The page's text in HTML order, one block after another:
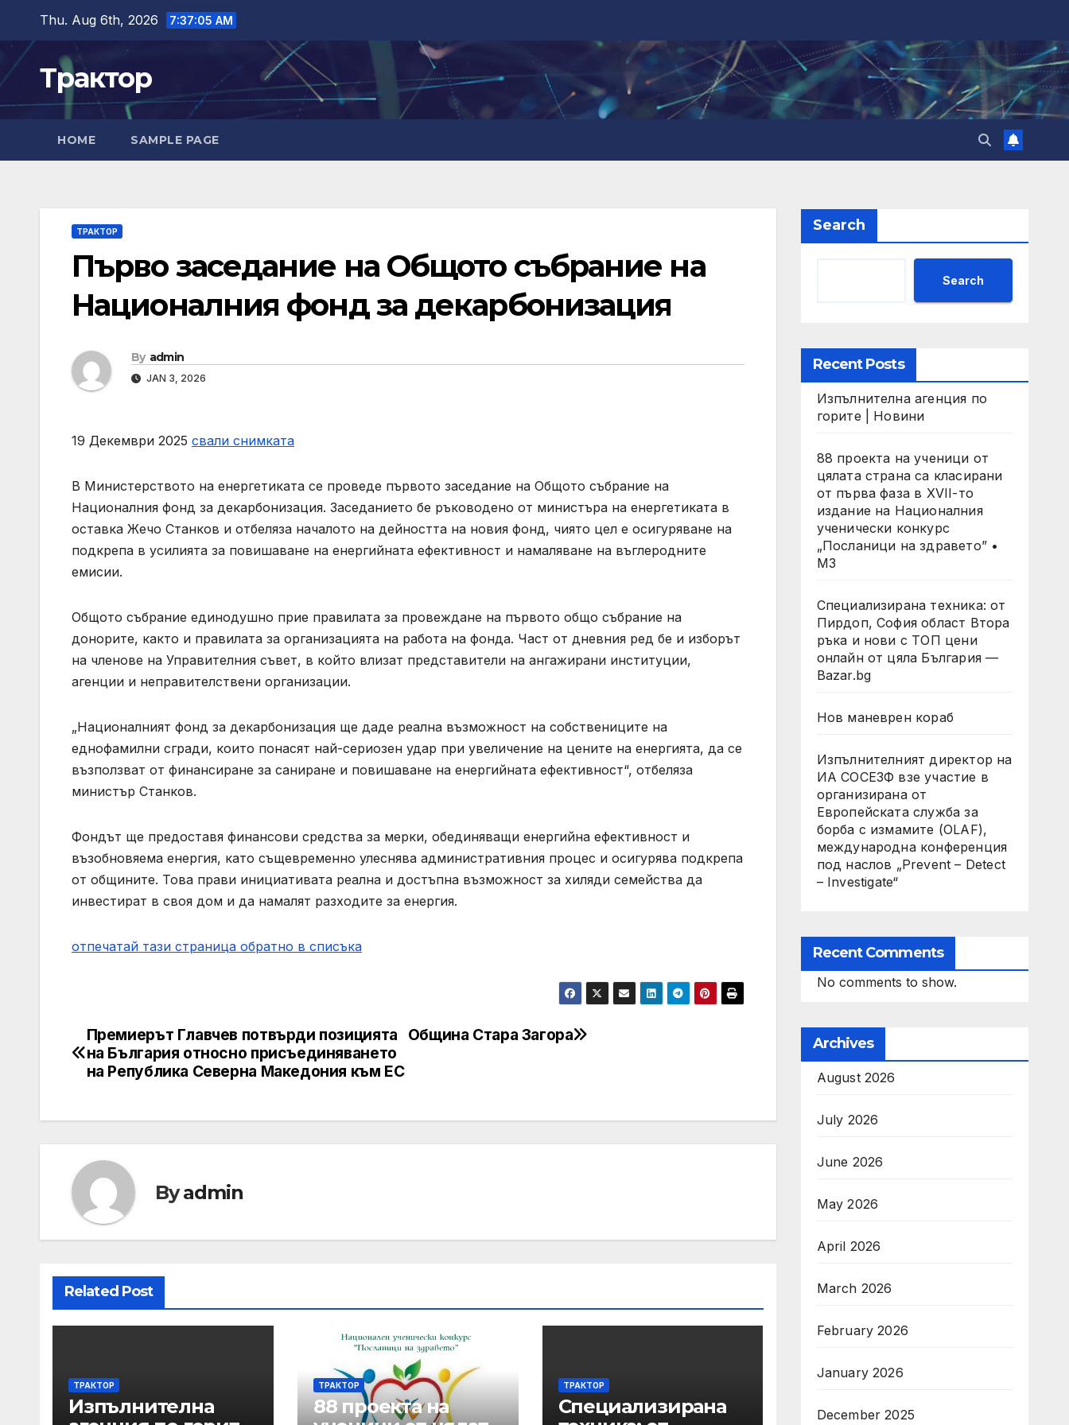
content
Thu. Aug 6th, 2026 7:37:06 AM
Трактор
HOME SAMPLE PAGE
ТРАКТОР
Първо заседание на Общото събрание на
Националния фонд за декарбонизация
By admin
JAN 3, 2026
19 Декември 2025 свали снимката
В Министерството на енергетиката се проведе първото заседание на Общото събрание на
Националния фонд за декарбонизация. Заседанието бе ръководено от министъра на енергетиката в
оставка Жечо Станков и отбеляза началото на дейността на новия фонд, чиято цел е осигуряване на
подкрепа в усилията за повишаване на енергийната ефективност и намаляване на въглеродните
емисии.
Общото събрание единодушно прие правилата за провеждане на първото общо събрание на
донорите, както и правилата за организацията на работа на фонда. Част от дневния ред бе и изборът
на членове на Управителния съвет, в който влизат представители на ангажирани институции,
агенции и неправителствени организации.
„Националният фонд за декарбонизация ще даде реална възможност на собствениците на
еднофамилни сгради, които понасят най-сериозен удар при увеличение на цените на енергията, да се
възползват от финансиране за саниране и повишаване на енергийната ефективност“, отбеляза
министър Станков.
Фондът ще предоставя финансови средства за мерки, обединяващи енергийна ефективност и
възобновяема енергия, като същевременно улеснява административния процес и осигурява подкрепа
от общините. Това прави инициативата реална и достъпна възможност за хиляди семейства да
инвестират в своя дом и да намалят разходите за енергия.
отпечатай тази страница обратно в списъка
Post
navigation
Община Стара Загора
Премиерът Главчев потвърди позицията
на България относно присъединяването
на Република Северна Македония към ЕС
Byadmin
Related Post
ТРАКТОР
Изпълнителна
ТРАКТОР
88 проекта на
ТРАКТОР
Специализирана
Search
Search
Recent Posts
Изпълнителна агенция по
горите | Новини
88 проекта на ученици от
цялата страна са класирани
от първа фаза в XVII-то
издание на Националния
ученически конкурс
„Посланици на здравето” •
МЗ
Специализирана техника: от
Пирдоп, София област Втора
ръка и нови с ТОП цени
онлайн от цяла България —
Bazar.bg
Нов маневрен кораб
Изпълнителният директор на
ИА СОСЕЗФ взе участие в
организирана от
Европейската служба за
борба с измамите (OLAF),
международна конференция
под наслов „Prevent – Detect
– Investigate“
Recent Comments
No comments to show.
Archives
August 2026
July 2026
June 2026
May 2026
April 2026
March 2026
February 2026
January 2026
December 2025